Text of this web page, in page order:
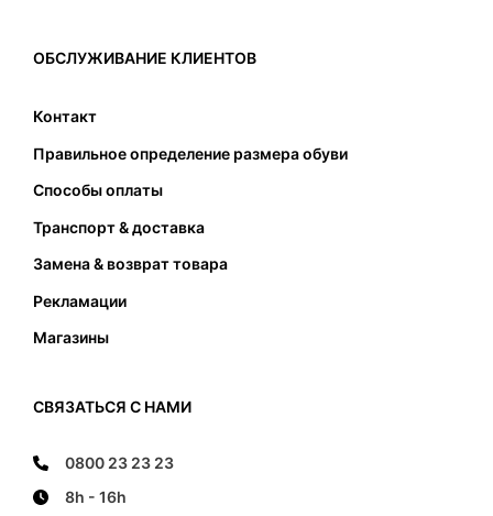
ОБСЛУЖИВАНИЕ КЛИЕНТОВ
Контакт
Правильное определение размера обуви
Способы оплаты
Транспорт & доставка
Замена & возврат товара
Рекламации
Магазины
СВЯЗАТЬСЯ С НАМИ
0800 23 23 23
8h - 16h